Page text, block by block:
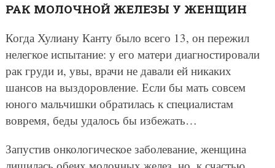
РАК МОЛОЧНОЙ ЖЕЛЕЗЫ У ЖЕНЩИН
Когда Хулиану Канту было всего 13, он пережил
нелегкое испытание: у его матери диагностировали
рак груди и, увы, врачи не давали ей никаких
шансов на выздоровление. Если бы мать совсем
юного мальчишки обратилась к специалистам
вовремя, беды удалось бы избежать…
Запустив онкологическое заболевание, женщина